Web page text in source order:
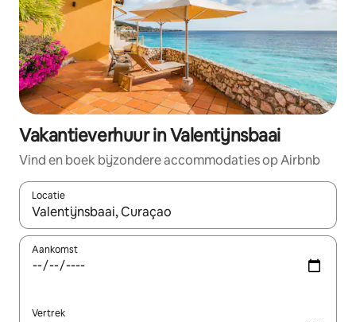
Vakantieverhuur in Valentijnsbaai
Vind en boek bijzondere accommodaties op Airbnb
Locatie
Wanneer er suggesties beschikbaar zijn, maak je een keuze
Aankomst
Vertrek